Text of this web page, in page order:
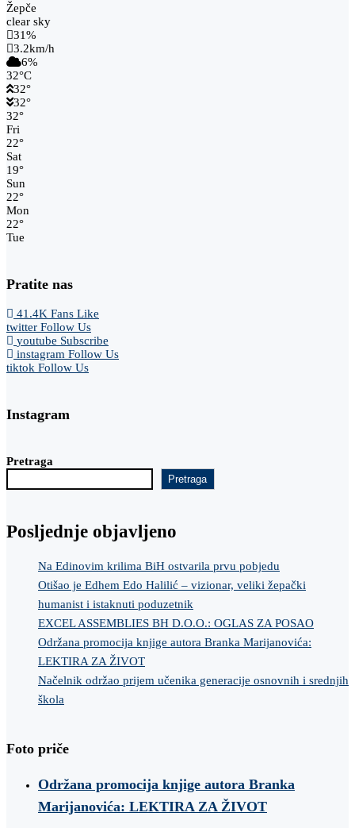
Žepče
clear sky
31%
3.2km/h
6%
32°C
32°
32°
32°
Fri
22°
Sat
19°
Sun
22°
Mon
22°
Tue
Pratite nas
41.4K Fans Like
twitter Follow Us
youtube Subscribe
instagram Follow Us
tiktok Follow Us
Instagram
Pretraga
Pretraga
Posljednje objavljeno
Na Edinovim krilima BiH ostvarila prvu pobjedu
Otišao je Edhem Edo Halilić – vizionar, veliki žepački
humanist i istaknuti poduzetnik
EXCEL ASSEMBLIES BH D.O.O.: OGLAS ZA POSAO
Održana promocija knjige autora Branka Marijanovića:
LEKTIRA ZA ŽIVOT
Načelnik održao prijem učenika generacije osnovnih i srednjih
škola
Foto priče
Održana promocija knjige autora Branka
Marijanovića: LEKTIRA ZA ŽIVOT